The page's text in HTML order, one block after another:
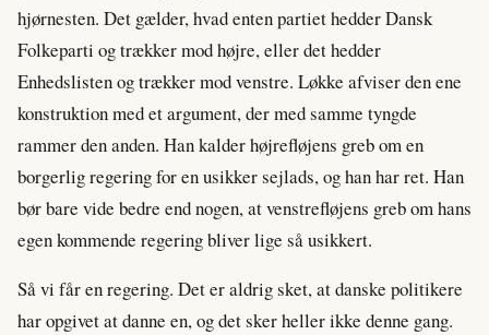
hjørnesten. Det gælder, hvad enten partiet hedder Dansk
Folkeparti og trækker mod højre, eller det hedder
Enhedslisten og trækker mod venstre. Løkke afviser den ene
konstruktion med et argument, der med samme tyngde
rammer den anden. Han kalder højrefløjens greb om en
borgerlig regering for en usikker sejlads, og han har ret. Han
bør bare vide bedre end nogen, at venstrefløjens greb om hans
egen kommende regering bliver lige så usikkert.
Så vi får en regering. Det er aldrig sket, at danske politikere
har opgivet at danne en, og det sker heller ikke denne gang.